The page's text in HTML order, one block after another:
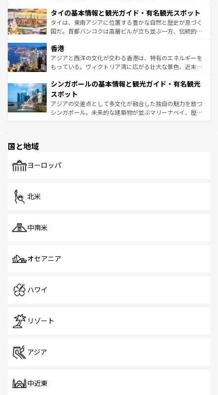
わってみてほしい。 なお、新着の韓国情報はコンテンツ一
覧 を参照してほしい。
急速な発展と共に伝統が息づく。ハノイの古い町並みやホ
ーチミン市のフランス統治時代の建物も、独特の雰囲気を
醸し出している。また、バラエティの豊かさとおいしさで
とつ。フォーやバインミー、ベトナムコーヒーなどは、ぜ
ひ現地で味わいたい。どの地域を訪れてもあたたかい人々
が旅行者を迎えてくれるので、きっと忘れられない旅にな
参照してほしい。
タイの基本情報と観光ガイド・有名観光スポット
タイは、東南アジアに位置する豊かな自然と歴史が息づく
国だ。首都バンコクは高層ビルが立ち並ぶ一方、伝統的な
の活気が交差している。北部ではチェンマイなどの山岳地
帯で自然と触れ合い、南部ではプーケットやクラビの美し
いビーチでリゾート気分を楽しむことができる。タイ料理
激する。気候は一年中温暖で、どの季節にも異なる楽しみ
が待っている。親しみやすいタイの人々、仏教を中心とし
た文化、そして多様な観光資源が、訪れる旅人を魅了し続
ける。 なお、新着のタイ情報はコンテンツ一覧を参照して
香港
アジアと西洋の文化が交わる香港は、特有のエネルギーを
もっている。ヴィクトリア湾に広がる壮大な景色、近未来
み、どこを訪れても感動するはず。観光スポットが密集し
ており、効率よく見どころを回れるのも魅力。息をのむよ
うな絶景から文化的な体験まで、香港を存分に楽しみ尽く
そう。 なお、新着の香港情報はコンテンツ一覧を参照して
シンガポールの基本情報と観光ガイド・有名観光
スポット
アジアの交差点として多文化が融合した独自の魅力を放つ
シンガポール。未来的な建築物が並ぶマリーナベイ、歴史
で、ホーカーズは地元の風情を楽しめる外せないスポット
国と地域
ヨーロッパ
北米
中南米
オセアニア
ハワイ
リゾート
アジア
中近東